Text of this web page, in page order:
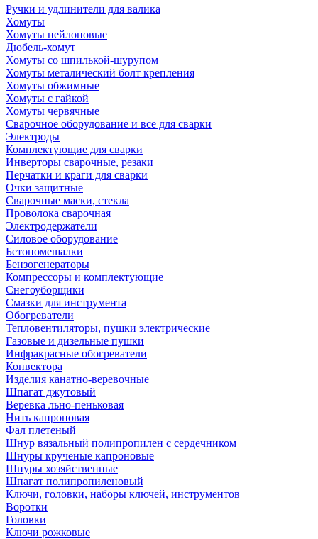
Ручки и удлинители для валика
Хомуты
Хомуты нейлоновые
Дюбель-хомут
Хомуты со шпилькой-шурупом
Хомуты металический болт крепления
Хомуты обжимные
Хомуты с гайкой
Хомуты червячные
Сварочное оборудование и все для сварки
Электроды
Комплектующие для сварки
Инверторы сварочные, резаки
Перчатки и краги для сварки
Очки защитные
Сварочные маски, стекла
Проволока сварочная
Электродержатели
Силовое оборудование
Бетономешалки
Бензогенераторы
Компрессоры и комплектующие
Снегоуборщики
Смазки для инструмента
Обогреватели
Тепловентиляторы, пушки электрические
Газовые и дизельные пушки
Инфракрасные обогреватели
Конвектора
Изделия канатно-веревочные
Шпагат джутовый
Веревка льно-пеньковая
Нить капроновая
Фал плетеный
Шнур вязальный полипропилен с сердечником
Шнуры крученые капроновые
Шнуры хозяйственные
Шпагат полипропиленовый
Ключи, головки, наборы ключей, инструментов
Воротки
Головки
Ключи рожковые